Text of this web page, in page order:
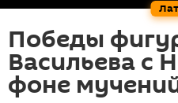
Победы
Васильева с
фоне